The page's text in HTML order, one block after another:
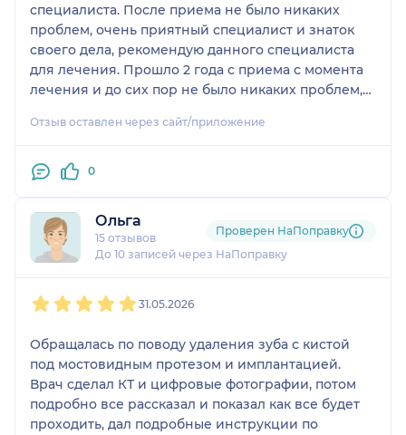
специалиста. После приема не было никаких
проблем, очень приятный специалист и знаток
своего дела, рекомендую данного специалиста
для лечения. Прошло 2 года с приема с момента
лечения и до сих пор не было никаких проблем,
доходчиво объяснил и разложил по полочкам.
Отзыв оставлен через сайт/приложение
0
Ольга
15 отзывов
До 10 записей через НаПоправку
Проверен НаПоправку
31.05.2026
Обращалась по поводу удаления зуба с кистой
под мостовидным протезом и имплантацией.
Врач сделал КТ и цифровые фотографии, потом
подробно все рассказал и показал как все будет
проходить, дал подробные инструкции по